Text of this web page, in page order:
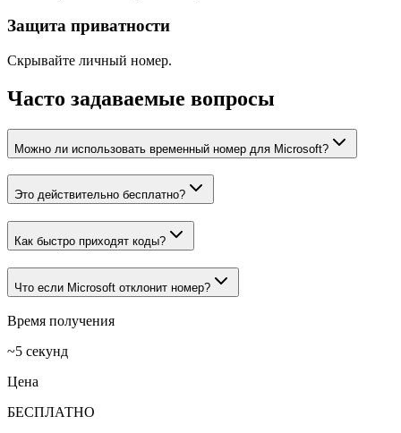
Защита приватности
Скрывайте личный номер.
Часто задаваемые вопросы
Можно ли использовать временный номер для Microsoft?
Это действительно бесплатно?
Как быстро приходят коды?
Что если Microsoft отклонит номер?
Время получения
~5 секунд
Цена
БЕСПЛАТНО